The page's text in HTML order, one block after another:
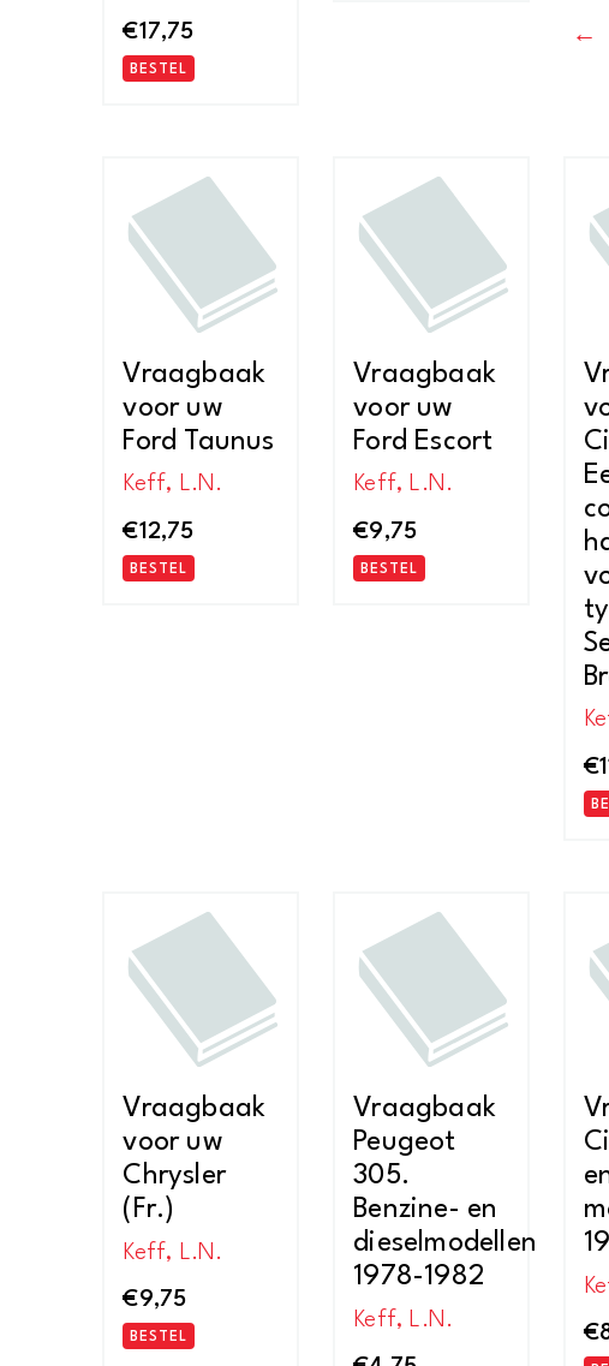
€17,75
BESTEL
Vraagbaak
voor uw
Ford Taunus
Keff, L.N.
€12,75
BESTEL
Vraagbaak
voor uw
Ford Escort
Keff, L.N.
€9,75
BESTEL
€
Vraagbaak
voor uw
Chrysler
(Fr.)
Keff, L.N.
€9,75
BESTEL
Vraagbaak
Peugeot
305.
Benzine- en
dieselmodellen
1978-1982
Keff, L.N.
€
←